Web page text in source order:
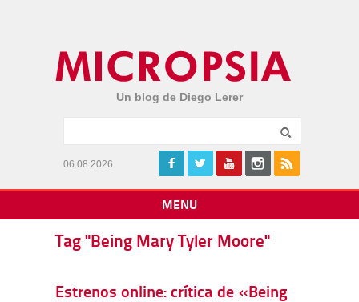
Un blog de Diego Lerer
06.08.2026
MENU
Tag "Being Mary Tyler Moore"
Estrenos online: crítica de «Being